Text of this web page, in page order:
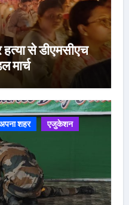
से डीएमसीएच
मार्च
शहर
एजुकेशन